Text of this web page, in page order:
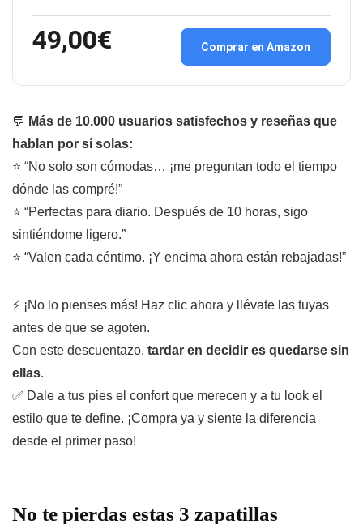
49,00€ Comprar en Amazon
💬 Más de 10.000 usuarios satisfechos y reseñas que
hablan por sí solas:
⭐ “No solo son cómodas… ¡me preguntan todo el tiempo
dónde las compré!”
⭐ “Perfectas para diario. Después de 10 horas, sigo
sintiéndome ligero.”
⭐ “Valen cada céntimo. ¡Y encima ahora están rebajadas!”
⚡ ¡No lo pienses más! Haz clic ahora y llévate las tuyas
antes de que se agoten.
Con este descuentazo, tardar en decidir es quedarse sin
ellas.
✅ Dale a tus pies el confort que merecen y a tu look el
estilo que te define. ¡Compra ya y siente la diferencia
desde el primer paso!
No te pierdas estas 3 zapatillas